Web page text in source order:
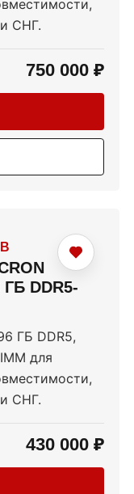
СНГ.
750 000 ₽
ГБ DDR5-
ГБ DDR5,
для
СНГ.
430 000 ₽